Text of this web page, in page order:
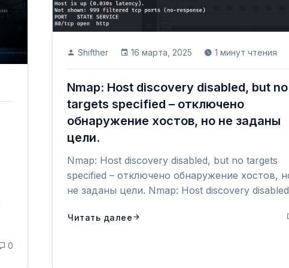
0
Shifther 16 марта, 2025 1 минут чтения
Nmap: Host discovery disabled, but no
targets specified – отключено
обнаружение хостов, но не заданы
цели.
Nmap: Host discovery disabled, but no targets
specified – отключено обнаружение хостов,
не заданы цели. Nmap: Host discovery
Читать далее